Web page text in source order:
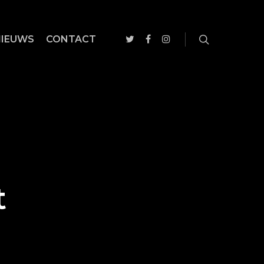
CONTACT